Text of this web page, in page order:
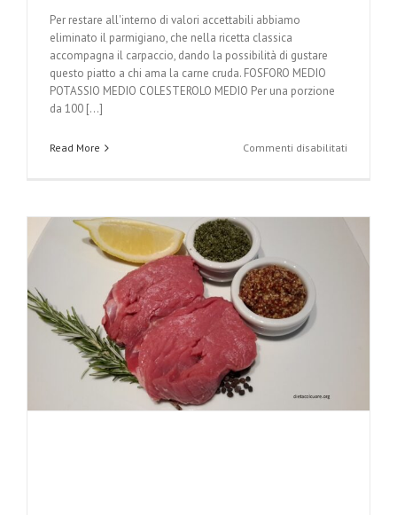
Per restare all'interno di valori accettabili abbiamo
eliminato il parmigiano, che nella ricetta classica
accompagna il carpaccio, dando la possibilità di gustare
questo piatto a chi ama la carne cruda. FOSFORO MEDIO
POTASSIO MEDIO COLESTEROLO MEDIO Per una porzione
da 100 [...]
Read More Commenti disabilitati